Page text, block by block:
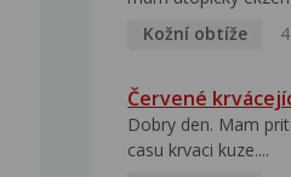
Kožní obtíže
Červené
Dobry den. Mam
casu krvaci kuze....